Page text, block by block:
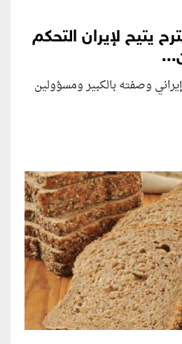
يتيح لإيران التحكم
وصفته بالكبير ومسؤولين